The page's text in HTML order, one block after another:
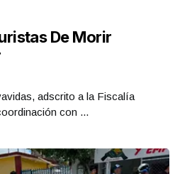
De Morir
adscrito a la Fiscalía
con ...